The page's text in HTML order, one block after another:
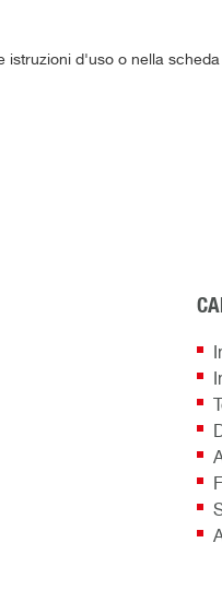
d'uso o nella